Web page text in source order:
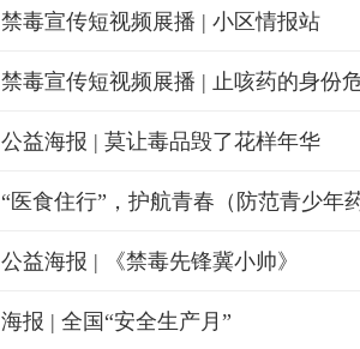
禁毒宣传短视频展播 | 小区情报站
禁毒宣传短视频展播 | 止咳药的身份
公益海报 | 莫让毒品毁了花样年华
“医食住行”，护航青春（防范青少年
公益海报 | 《禁毒先锋冀小帅》
海报 | 全国“安全生产月”